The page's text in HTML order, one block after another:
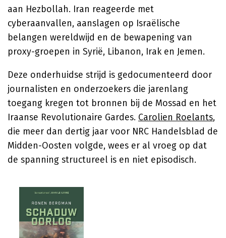
aan Hezbollah. Iran reageerde met
cyberaanvallen, aanslagen op Israëlische
belangen wereldwijd en de bewapening van
proxy-groepen in Syrië, Libanon, Irak en Jemen.
Deze onderhuidse strijd is gedocumenteerd door
journalisten en onderzoekers die jarenlang
toegang kregen tot bronnen bij de Mossad en het
Iraanse Revolutionaire Gardes. Carolien Roelants,
die meer dan dertig jaar voor NRC Handelsblad de
Midden-Oosten volgde, wees er al vroeg op dat
de spanning structureel is en niet episodisch.